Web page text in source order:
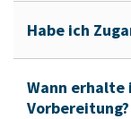
Habe ich
Wann erhalte
Vorbereitung?